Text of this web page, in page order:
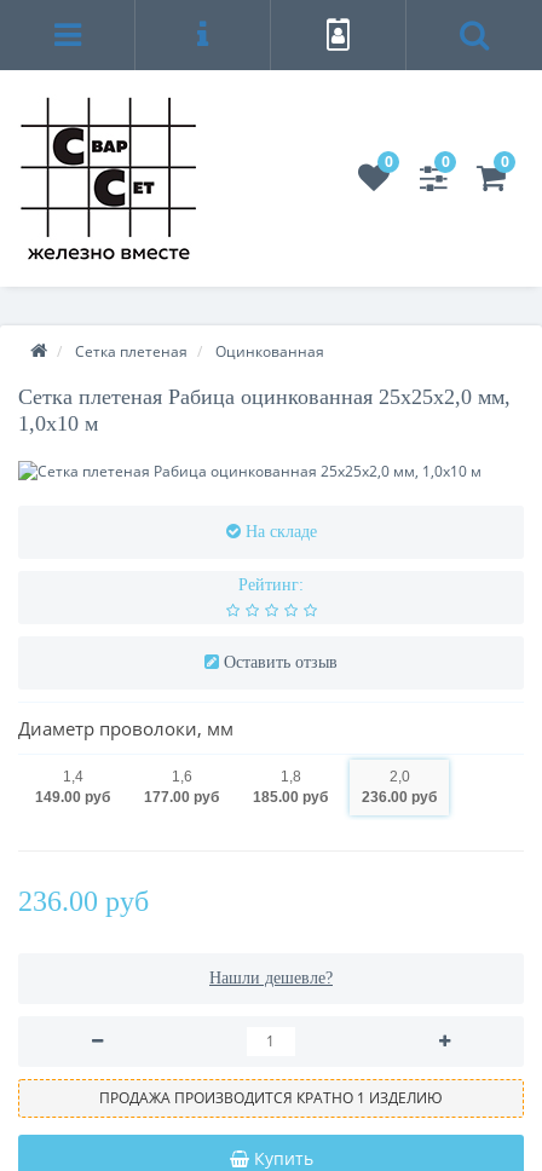
0 0 0
Сетка плетеная Оцинкованная
Сетка плетеная Рабица оцинкованная 25х25х2,0 мм,
1,0х10 м
На складе
Рейтинг:
Оставить отзыв
Диаметр проволоки, мм
1,4
149.00 руб
1,6
177.00 руб
1,8
185.00 руб
2,0
236.00 руб
236.00 руб
Нашли дешевле?
ПРОДАЖА ПРОИЗВОДИТСЯ КРАТНО 1 ИЗДЕЛИЮ
Купить